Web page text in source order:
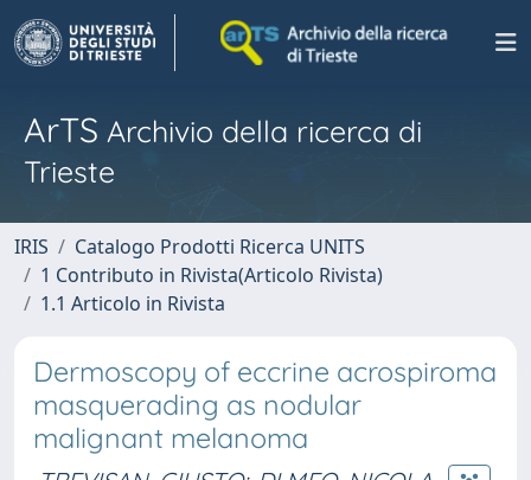
ArTS Archivio della ricerca di
Trieste
IRIS
Catalogo Prodotti Ricerca UNITS
1 Contributo in Rivista(Articolo Rivista)
1.1 Articolo in Rivista
Dermoscopy of eccrine acrospiroma
masquerading as nodular
malignant melanoma